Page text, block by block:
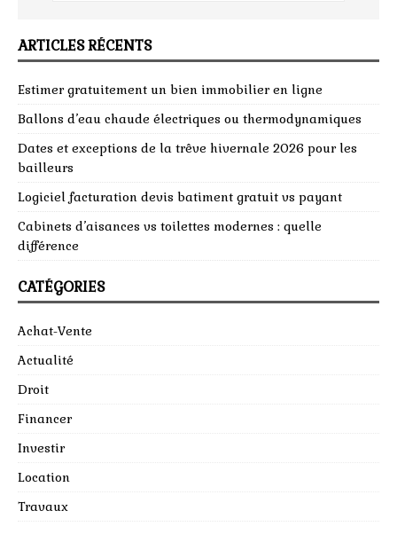
ARTICLES RÉCENTS
Estimer gratuitement un bien immobilier en ligne
Ballons d’eau chaude électriques ou thermodynamiques
Dates et exceptions de la trêve hivernale 2026 pour les
bailleurs
Logiciel facturation devis batiment gratuit vs payant
Cabinets d’aisances vs toilettes modernes : quelle
différence
CATÉGORIES
Achat-Vente
Actualité
Droit
Financer
Investir
Location
Travaux